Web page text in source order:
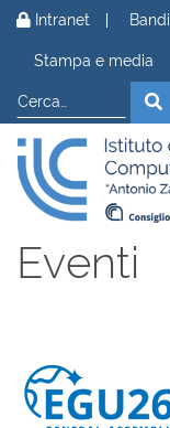
Vai al contenuto
Intranet Bandi
Stampa e media
Cerca
Eventi